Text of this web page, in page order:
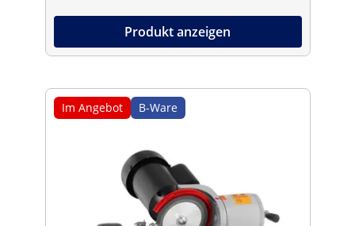
Produkt anzeigen
Im Angebot B-Ware